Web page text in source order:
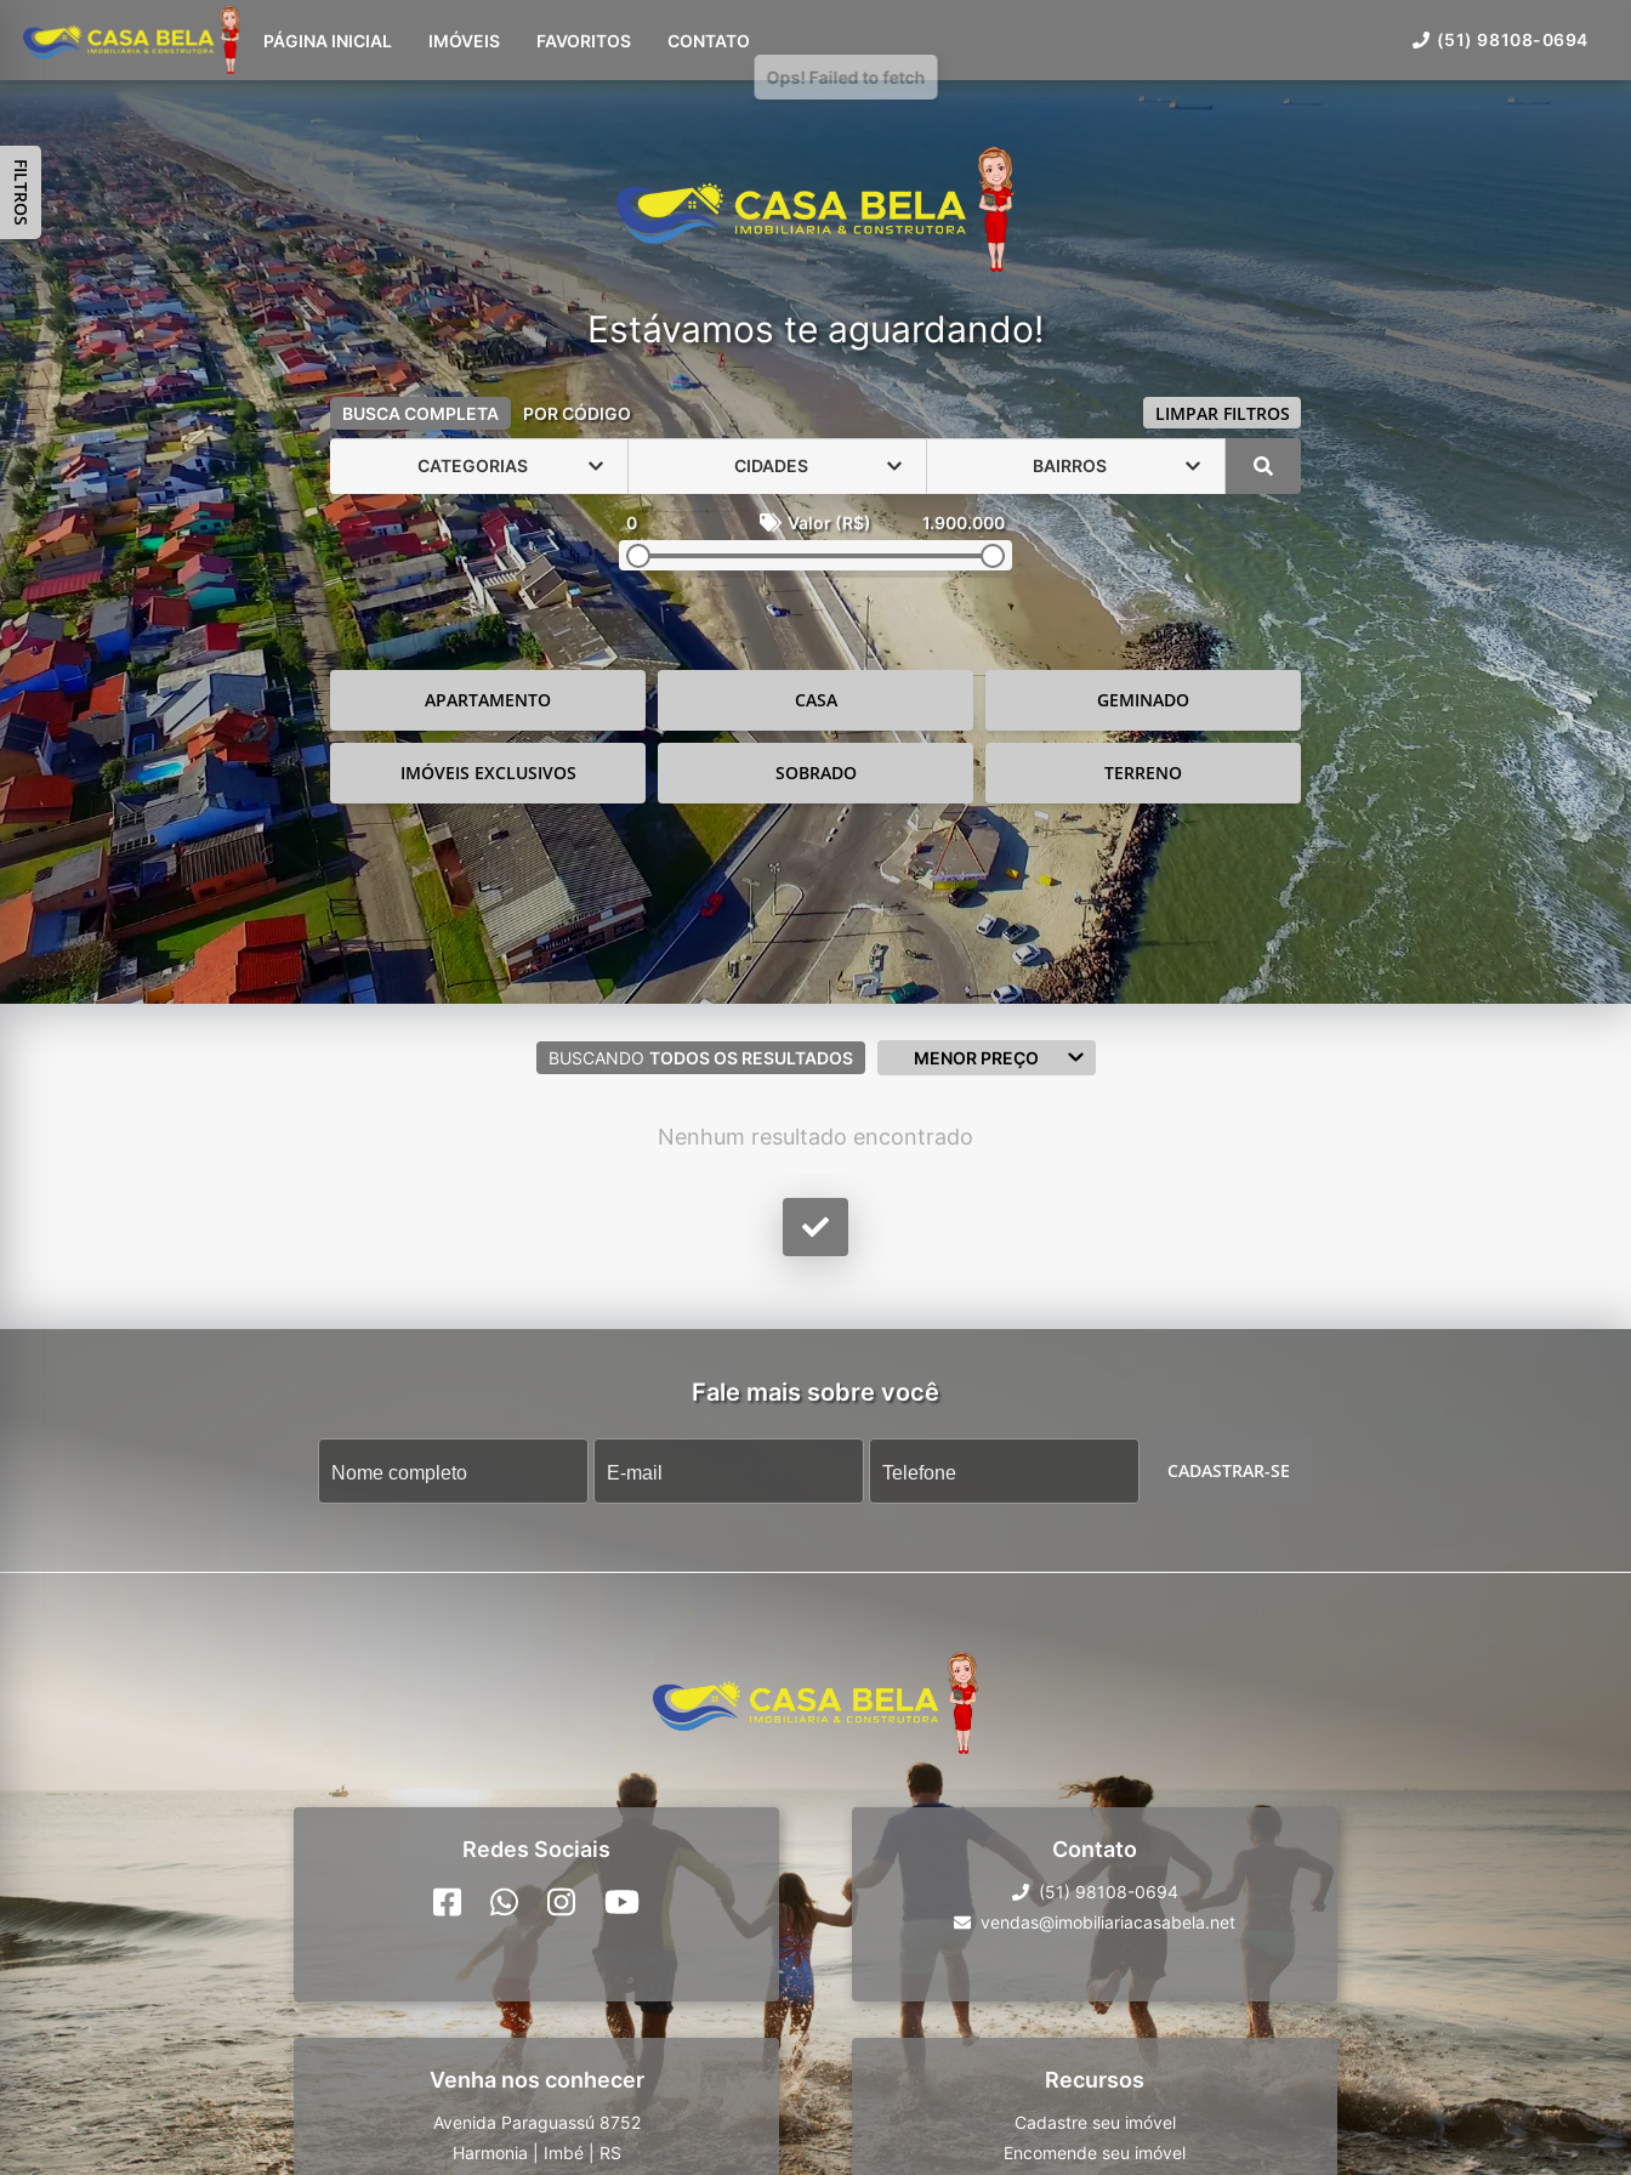
PÁGINA INICIAL IMÓVEIS FAVORITOS CONTATO (51) 98108-0694
Estávamos te aguardando!
BUSCA COMPLETA POR CÓDIGO LIMPAR FILTROS
CATEGORIAS CIDADES BAIRROS
0 Valor (R$) 1.900.000
APARTAMENTO CASA GEMINADO
IMÓVEIS EXCLUSIVOS SOBRADO TERRENO
FILTROS
BUSCANDO TODOS OS RESULTADOS MENOR PREÇO
Nenhum resultado encontrado
Fale mais sobre você
CADASTRAR-SE
Redes Sociais Contato
(51) 98108-0694
vendas@imobiliariacasabela.net
Venha nos conhecer
Avenida Paraguassú 8752
Harmonia
Imbé | RS
Recursos
Cadastre seu imóvel
Encomende seu imóvel